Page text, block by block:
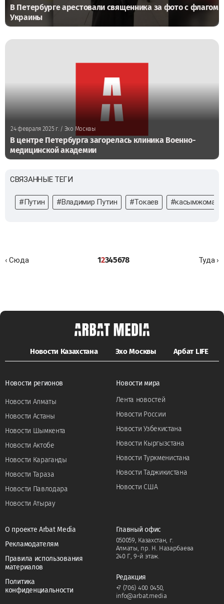
В Петербурге арестовали священника за фото с флагом
Украины
24 февраля 2025 г./ Эхо Москвы
В центре Петербурга загорелась клиника Военно-
медицинской академии
СВЯЗАННЫЕ ТЕГИ
#Путин #Владимир Путин #Токаев #касымжомарт
‹ Сюда 12345678 Туда ›
Новости Казахстана Эхо Москвы Арбат LIFE
Новости регионов
Новости Алматы
Новости Астаны
Новости Шымкента
Новости Актобе
Новости Караганды
Новости Тараза
Новости Павлодара
Новости Атырау
Новости мира
Лента новостей
Новости России
Новости Узбекистана
Новости Кыргызстана
Новости Туркменистана
Новости Таджикистана
Новости США
О проекте Arbat Media
Рекламодателям
Правила использования
материалов
Политика
конфиденциальности
Главный офис
050059, Казахстан, г.
Алматы, пр. Н. Назарбаева
240 Г, 9-й этаж.
Редакция
+7 (706) 400 0450,
info@arbat.media